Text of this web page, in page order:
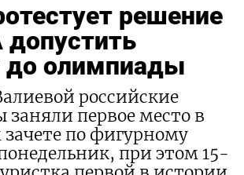
решение
до олимпиады
российские
заняли первое место в
по фигурному
при этом 15-